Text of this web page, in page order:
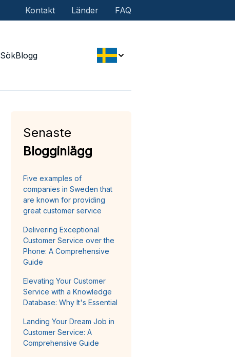
Kontakt Länder FAQ
SökBlogg
Senaste
Blogginlägg
Five examples of
companies in Sweden that
are known for providing
great customer service
Delivering Exceptional
Customer Service over the
Phone: A Comprehensive
Guide
Elevating Your Customer
Service with a Knowledge
Database: Why It's Essential
Landing Your Dream Job in
Customer Service: A
Comprehensive Guide